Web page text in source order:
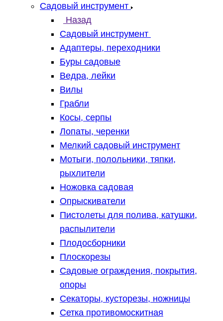
Садовый инструмент
Назад
Садовый инструмент
Адаптеры, переходники
Буры садовые
Ведра, лейки
Вилы
Грабли
Косы, серпы
Лопаты, черенки
Мелкий садовый инструмент
Мотыги, полольники, тяпки,
рыхлители
Ножовка садовая
Опрыскиватели
Пистолеты для полива, катушки,
распылители
Плодосборники
Плоскорезы
Садовые ограждения, покрытия,
опоры
Секаторы, кусторезы, ножницы
Сетка противомоскитная